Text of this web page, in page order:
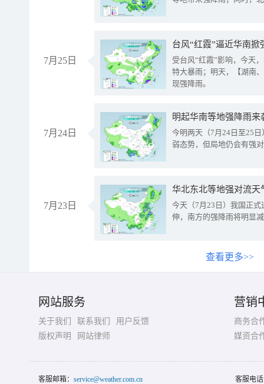
7月25日
台风“红霞”逼近华南
受台风“红霞”影响，今天
特大暴雨；明天，【湖南
现强降雨。
7月24日
明起华南等地强降雨
今明两天（7月24日至25
弱态势，但局地仍会有强
7月23日
华北东北等地强对流天
今天（7月23日）我国正
伸，南方的强降雨将明显
查看更多>>
网站服务
关于我们 联系我们
用户反馈
版权声明
网站律师
营销
商务合
媒资合
客服邮箱： service@weather.com.cn 客服电